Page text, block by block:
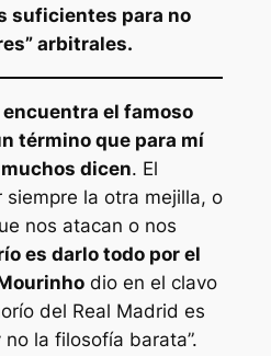
suficientes para no
arbitrales.
el famoso
término que para mí
dicen. El
siempre la otra mejilla, o
nos atacan o nos
es darlo todo por el
dio en el clavo
del Real Madrid es
la filosofía barata”.